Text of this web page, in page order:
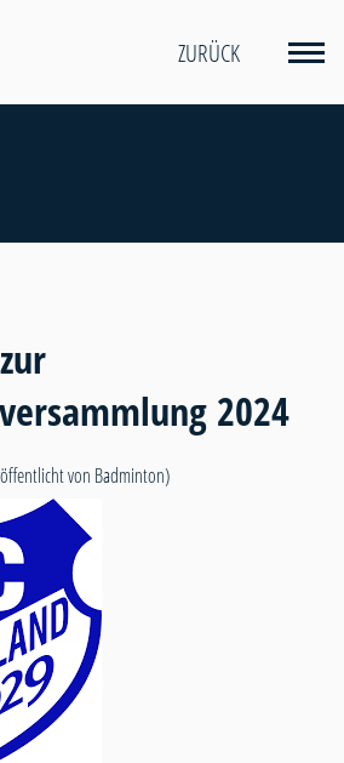
ZURÜCK
2024
von Badminton)